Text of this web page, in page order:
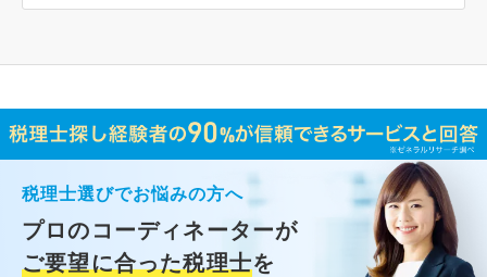
税理士選びでお悩みの方へ
プロのコーディネーターが
ご要望に合った税理士を